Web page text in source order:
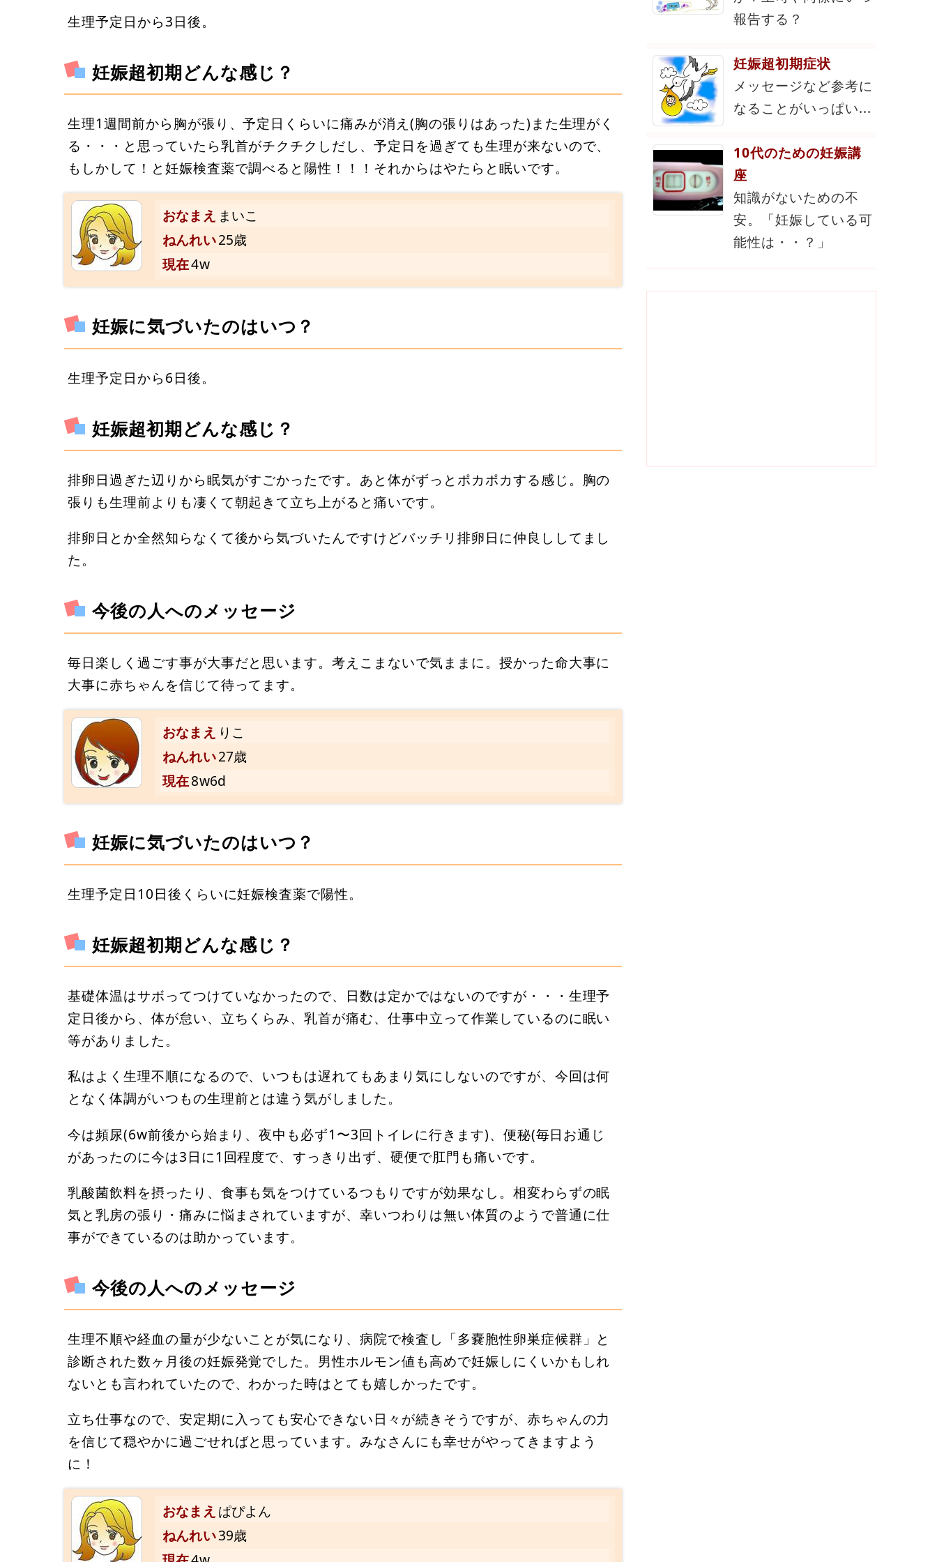
生理予定日から3日後。
妊娠超初期どんな感じ？
生理1週間前から胸が張り、予定日くらいに痛みが消え(胸の張りはあった)また生理がく
る・・・と思っていたら乳首がチクチクしだし、予定日を過ぎても生理が来ないので、
もしかして！と妊娠検査薬で調べると陽性！！！それからはやたらと眠いです。
おなまえ まいこ
ねんれい25歳
現在4w
妊娠に気づいたのはいつ？
生理予定日から6日後。
妊娠超初期どんな感じ？
排卵日過ぎた辺りから眠気がすごかったです。あと体がずっとポカポカする感じ。胸の
張りも生理前よりも凄くて朝起きて立ち上がると痛いです。
排卵日とか全然知らなくて後から気づいたんですけどバッチリ排卵日に仲良ししてまし
た。
今後の人へのメッセージ
毎日楽しく過ごす事が大事だと思います。考えこまないで気ままに。授かった命大事に
大事に赤ちゃんを信じて待ってます。
おなまえ りこ
ねんれい27歳
現在8w6d
妊娠に気づいたのはいつ？
生理予定日10日後くらいに妊娠検査薬で陽性。
妊娠超初期どんな感じ？
基礎体温はサボってつけていなかったので、日数は定かではないのですが・・・生理予
定日後から、体が怠い、立ちくらみ、乳首が痛む、仕事中立って作業しているのに眠い
等がありました。
私はよく生理不順になるので、いつもは遅れてもあまり気にしないのですが、今回は何
となく体調がいつもの生理前とは違う気がしました。
今は頻尿(6w前後から始まり、夜中も必ず1〜3回トイレに行きます)、便秘(毎日お通じ
があったのに今は3日に1回程度で、すっきり出ず、硬便で肛門も痛いです。
乳酸菌飲料を摂ったり、食事も気をつけているつもりですが効果なし。相変わらずの眠
気と乳房の張り・痛みに悩まされていますが、幸いつわりは無い体質のようで普通に仕
事ができているのは助かっています。
今後の人へのメッセージ
生理不順や経血の量が少ないことが気になり、病院で検査し「多嚢胞性卵巣症候群」と
診断された数ヶ月後の妊娠発覚でした。男性ホルモン値も高めで妊娠しにくいかもしれ
ないとも言われていたので、わかった時はとても嬉しかったです。
立ち仕事なので、安定期に入っても安心できない日々が続きそうですが、赤ちゃんの力
を信じて穏やかに過ごせればと思っています。みなさんにも幸せがやってきますよう
に！
おなまえ ぱぴよん
ねんれい39歳
報告する？
妊娠超初期症状
メッセージなど参考に
なることがいっぱい...
10代のための妊娠講
座
知識がないための不
安。「妊娠している可
能性は・・？」